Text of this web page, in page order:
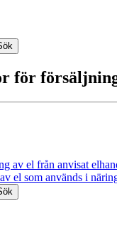
för
av el från anvisat
el som används i